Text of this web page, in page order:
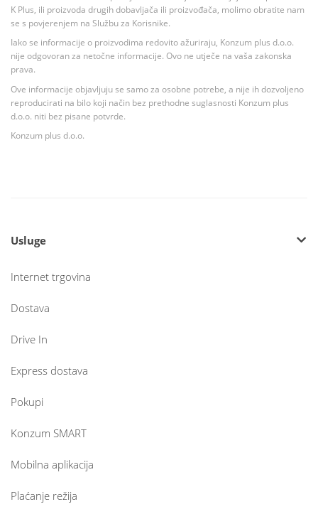
K Plus, ili proizvoda drugih dobavljača ili proizvođača, molimo obratite nam
se s povjerenjem na Službu za Korisnike.
Iako se informacije o proizvodima redovito ažuriraju, Konzum plus d.o.o.
nije odgovoran za netočne informacije. Ovo ne utječe na vaša zakonska
prava.
Ove informacije objavljuju se samo za osobne potrebe, a nije ih dozvoljeno
reproducirati na bilo koji način bez prethodne suglasnosti Konzum plus
d.o.o. niti bez pisane potvrde.
Konzum plus d.o.o.
Usluge
Internet trgovina
Dostava
Drive In
Express dostava
Pokupi
Konzum SMART
Mobilna aplikacija
Plaćanje režija